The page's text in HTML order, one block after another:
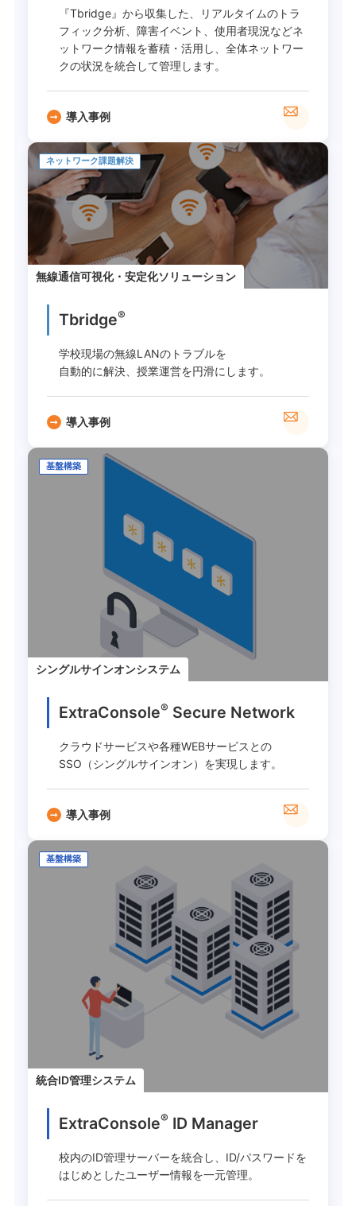
『Tbridge』から収集した、リアルタイムのトラ
フィック分析、障害イベント、使用者現況などネ
ットワーク情報を蓄積・活用し、全体ネットワー
クの状況を統合して管理します。
導入事例
ネットワーク課題解決
無線通信可視化・安定化ソリューション
Tbridge®
学校現場の無線LANのトラブルを
自動的に解決、授業運営を円滑にします。
導入事例
基盤構築
シングルサインオンシステム
ExtraConsole® Secure Network
クラウドサービスや各種WEBサービスとの
SSO（シングルサインオン）を実現します。
導入事例
基盤構築
統合ID管理システム
ExtraConsole® ID Manager
校内のID管理サーバーを統合し、ID/パスワードを
はじめとしたユーザー情報を一元管理。